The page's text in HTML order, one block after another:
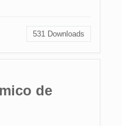
531 Downloads
de